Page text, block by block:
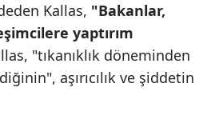
Kallas, "Bakanlar,
yaptırım
"tıkanıklık döneminden
aşırıcılık ve şiddetin